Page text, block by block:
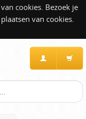
cookies. Bezoek je
van cookies.